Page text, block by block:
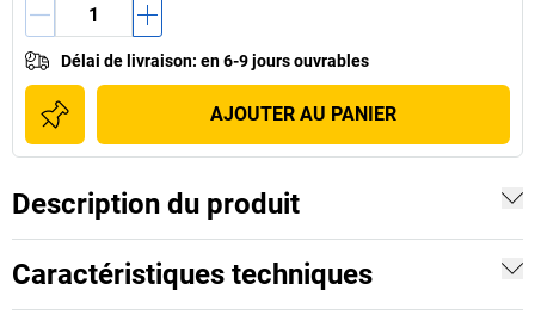
Délai de livraison: en 6-9 jours ouvrables
AJOUTER AU PANIER
Description du produit
Caractéristiques techniques